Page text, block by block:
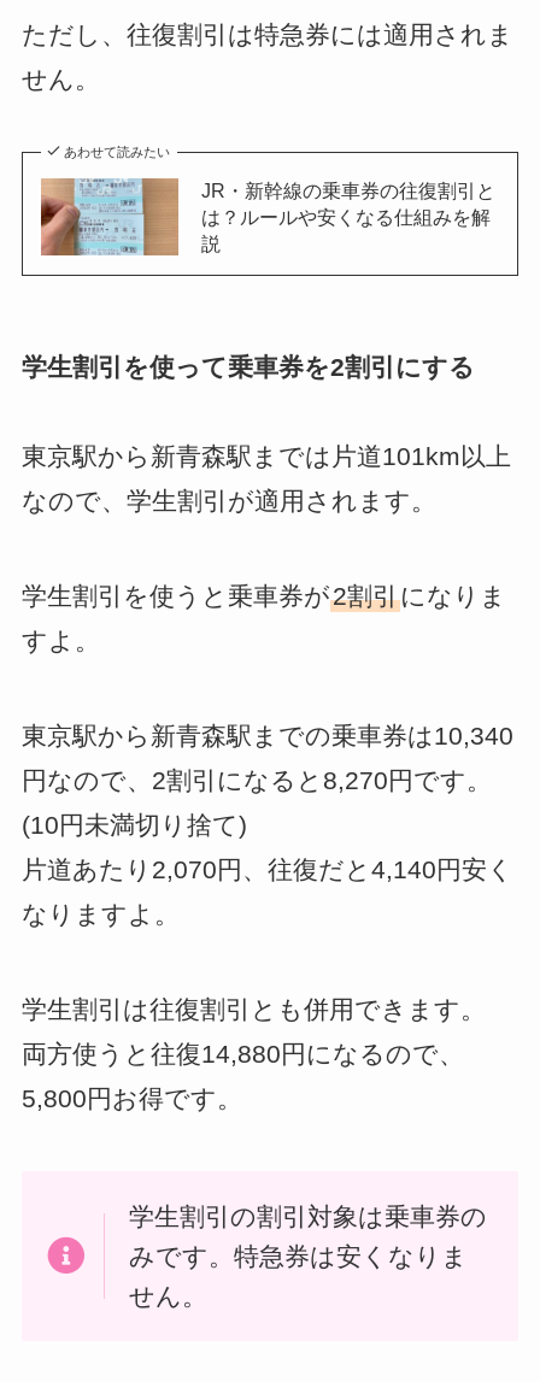
ただし、往復割引は特急券には適用されま
せん。
あわせて読みたい
JR・新幹線の乗車券の往復割引と
は？ルールや安くなる仕組みを解
説
学生割引を使って乗車券を2割引にする
東京駅から新青森駅までは片道101km以上
なので、学生割引が適用されます。
学生割引を使うと乗車券が2割引になりま
すよ。
東京駅から新青森駅までの乗車券は10,340
円なので、2割引になると8,270円です。
(10円未満切り捨て)
片道あたり2,070円、往復だと4,140円安く
なりますよ。
学生割引は往復割引とも併用できます。
両方使うと往復14,880円になるので、
5,800円お得です。
学生割引の割引対象は乗車券の
みです。特急券は安くなりま
せん。